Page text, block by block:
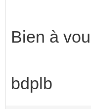
Bien à
bdplb